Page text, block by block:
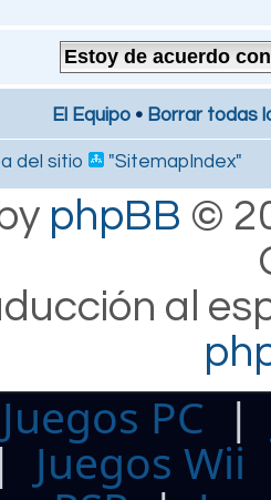
El Equipo • Borrar todas
del sitio "SitemapIndex"
phpBB ©
al
Juegos PC
Juegos Wii